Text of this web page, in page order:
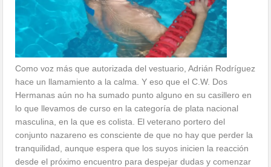
Como voz más que autorizada del vestuario, Adrián Rodríguez
hace un llamamiento a la calma. Y eso que el C.W. Dos
Hermanas aún no ha sumado punto alguno en su casillero en
lo que llevamos de curso en la categoría de plata nacional
masculina, en la que es colista. El veterano portero del
conjunto nazareno es consciente de que no hay que perder la
tranquilidad, aunque espera que los suyos inicien la reacción
desde el próximo encuentro para despejar dudas y comenzar